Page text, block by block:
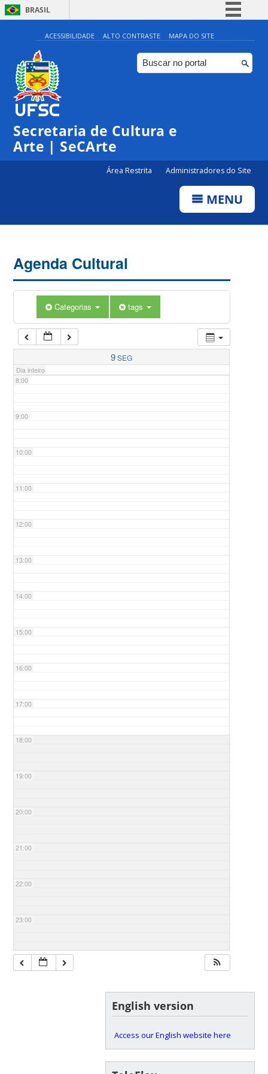
BRASIL
Simplifique!
Comunica BR
Participe
ACESSIBILIDADE ALTO CONTRASTE MAPA DO SITE
Secretaria de Cultura e
Arte | SeCArte
Área Restrita Administradores do Site
MENU
Agenda Cultural
Categorias tags
9SEG
Dia inteiro
0:00
1:00
5:00
7:00
8:00
9:00
10:00
11:00
12:00
13:00
14:00
15:00
16:00
17:00
18:00
19:00
20:00
21:00
22:00
23:00
English version
Access our English website here